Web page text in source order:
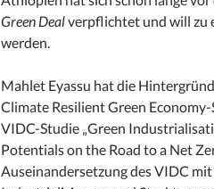
Green Dealverpflichtet und will zu
werden.
Mahlet Eyassu hat die
Climate Resilient Green
VIDC-Studie „Green
Potentials on the Road to a Net
Auseinandersetzung des VIDC